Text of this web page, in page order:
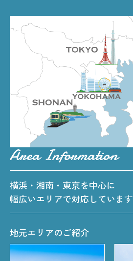
Area Information
横浜・湘南・東京を中心に
幅広いエリアで対応しています
地元エリアのご紹介